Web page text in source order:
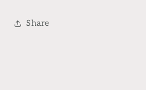
Share